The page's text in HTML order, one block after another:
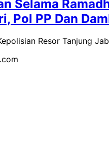
Selama
Pol PP Dan
Resor Tanjung